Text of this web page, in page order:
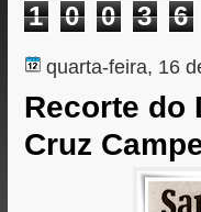
1
0 0 3 6
quarta-feira, 16
Recorte do
Cruz